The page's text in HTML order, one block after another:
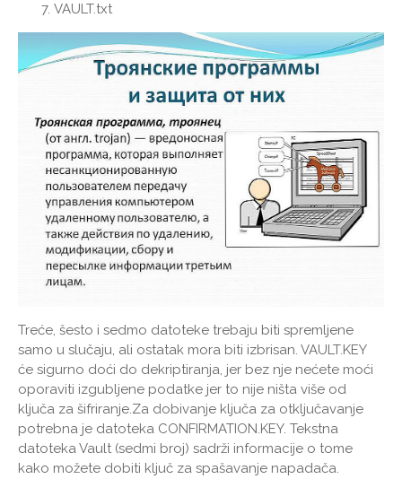
VAULT.txt
Treće, šesto i sedmo datoteke trebaju biti spremljene
samo u slučaju, ali ostatak mora biti izbrisan. VAULT.KEY
će sigurno doći do dekriptiranja, jer bez nje nećete moći
oporaviti izgubljene podatke jer to nije ništa više od
ključa za šifriranje.Za dobivanje ključa za otključavanje
potrebna je datoteka CONFIRMATION.KEY. Tekstna
datoteka Vault (sedmi broj) sadrži informacije o tome
kako možete dobiti ključ za spašavanje napadača.